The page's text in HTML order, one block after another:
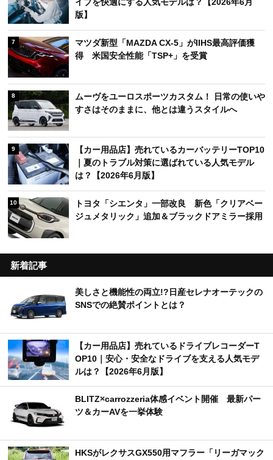
版】
7
マツダ新型「MAZDA CX-5」がIIHS最高評価獲
得 米国安全性能「TSP+」を受賞
8
ムーヴをユーロスポーツカスタム！ 日常の使いや
すさはそのままに、他とは違うスタイルへ
9
【カー用品店】売れているカーバッテリーTOP10
｜夏のトラブル対策に選ばれている人気モデル
は？【2026年6月版】
10
トヨタ「シエンタ」一部改良 新色「クリアベー
ジュメタリック」追加＆ブラックドアミラー採用
新着記事
美しさと機能性の両立!?日産セレナオーテックの
SNSでの絶賛ポイントとは？
【カー用品店】売れているドライブレコーダーT
OP10｜安心・安全なドライブを支える人気モデ
ルは？【2026年6月版】
BLITZ×carrozzeria体感イベント開催 最新パー
ツ＆カーAVを一挙体験
HKSがレクサスGX550用マフラー「リーガマック